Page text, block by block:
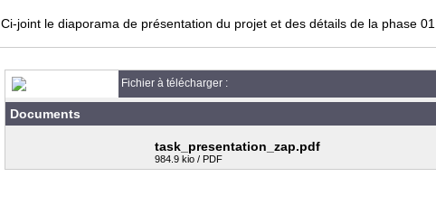
Ci-joint le diaporama de présentation du projet et des détails de la phase 01
Fichier à télécharger :
Documents
task_presentation_zap.pdf
984.9 kio / PDF